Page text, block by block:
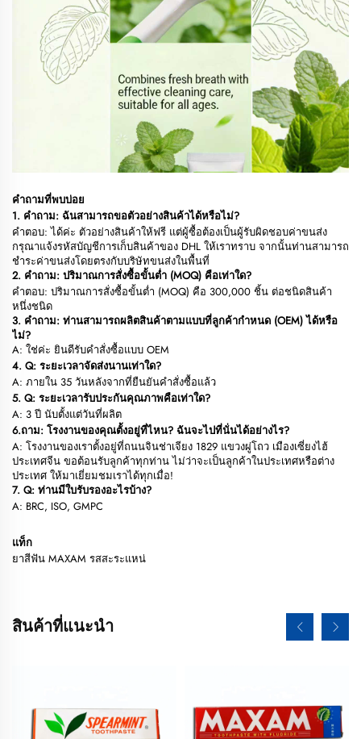
คำถามที่พบบ่อย
1. คำถาม: ฉันสามารถขอตัวอย่างสินค้าได้หรือไม่?
คำตอบ: ได้ค่ะ ตัวอย่างสินค้าให้ฟรี แต่ผู้ซื้อต้องเป็นผู้รับผิดชอบค่าขนส่ง
กรุณาแจ้งรหัสบัญชีการเก็บสินค้าของ DHL ให้เราทราบ จากนั้นท่านสามารถ
ชำระค่าขนส่งโดยตรงกับบริษัทขนส่งในพื้นที่
2. คำถาม: ปริมาณการสั่งซื้อขั้นต่ำ (MOQ) คือเท่าใด?
คำตอบ: ปริมาณการสั่งซื้อขั้นต่ำ (MOQ) คือ 300,000 ชิ้น ต่อชนิดสินค้า
หนึ่งชนิด
3. คำถาม: ท่านสามารถผลิตสินค้าตามแบบที่ลูกค้ากำหนด (OEM) ได้หรือ
ไม่?
A: ใช่ค่ะ ยินดีรับคำสั่งซื้อแบบ OEM
4. Q: ระยะเวลาจัดส่งนานเท่าใด?
A: ภายใน 35 วันหลังจากที่ยืนยันคำสั่งซื้อแล้ว
5. Q: ระยะเวลารับประกันคุณภาพคือเท่าใด?
A: 3 ปี นับตั้งแต่วันที่ผลิต
6.ถาม: โรงงานของคุณตั้งอยู่ที่ไหน? ฉันจะไปที่นั่นได้อย่างไร?
A: โรงงานของเราตั้งอยู่ที่ถนนจินช่าเจียง 1829 แขวงผู่โถว เมืองเซี่ยงไฮ้
ประเทศจีน ขอต้อนรับลูกค้าทุกท่าน ไม่ว่าจะเป็นลูกค้าในประเทศหรือต่าง
ประเทศ ให้มาเยี่ยมชมเราได้ทุกเมื่อ!
7. Q: ท่านมีใบรับรองอะไรบ้าง?
A: BRC, ISO, GMPC
แท็ก
ยาสีฟัน MAXAM รสสะระแหน่
สินค้าที่แนะนำ